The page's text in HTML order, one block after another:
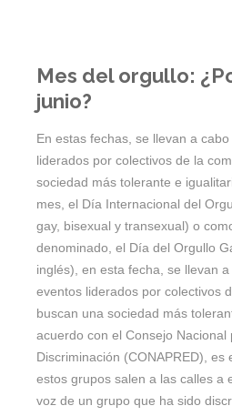
Mes del orgullo:
junio?
En estas fechas, se llevan a
liderados por colectivos de la
sociedad más tolerante e
mes, el Día Internacional del
gay, bisexual y transexual) o
denominado, el Día del Orgullo
inglés), en esta fecha, se llevan
eventos liderados por colectivos
buscan una sociedad más
acuerdo con el Consejo Nacional
Discriminación (CONAPRED), es
estos grupos salen a las calles a
voz de un grupo que ha sido